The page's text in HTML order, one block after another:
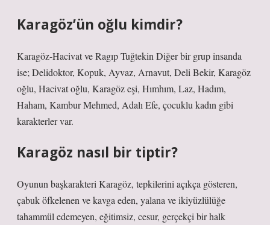
Karagöz’ün oğlu kimdir?
Karagöz-Hacivat ve Ragıp Tuğtekin Diğer bir grup insanda
ise; Delidoktor, Kopuk, Ayvaz, Arnavut, Deli Bekir, Karagöz
oğlu, Hacivat oğlu, Karagöz eşi, Hımhım, Laz, Hadım,
Haham, Kambur Mehmed, Adalı Efe, çocuklu kadın gibi
karakterler var.
Karagöz nasıl bir tiptir?
Oyunun başkarakteri Karagöz, tepkilerini açıkça gösteren,
çabuk öfkelenen ve kavga eden, yalana ve ikiyüzlülüğe
tahammül edemeyen, eğitimsiz, cesur, gerçekçi bir halk